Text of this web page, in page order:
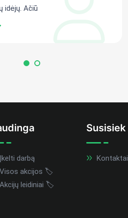
idėjų. Ačiū
Įkelti darbą
Visos akcijos 🏷️
Akcijų leidiniai 🏷️
Susisiek
Kontaktai